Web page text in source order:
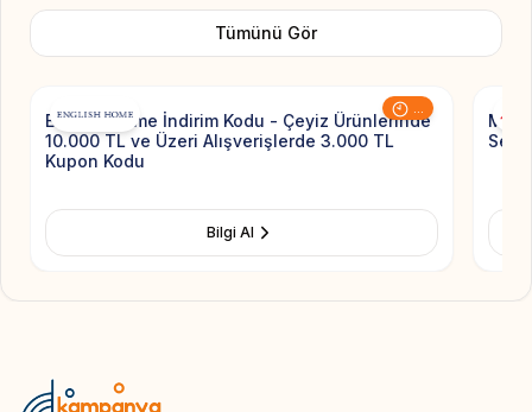
Tümünü Gör
...
Add to
English Home İndirim Kodu - Çeyiz Ürünlerinde
10.000 TL ve Üzeri Alışverişlerde 3.000 TL
Kupon Kodu
Bilgi Al